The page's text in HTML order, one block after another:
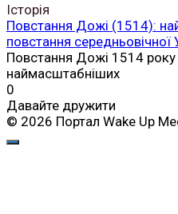
Історія
Повстання Дожі (1514):
повстання
Повстання Дожі 1514 року
наймасштабніших
0
Давайте дружити
© 2026 Портал Wake Up